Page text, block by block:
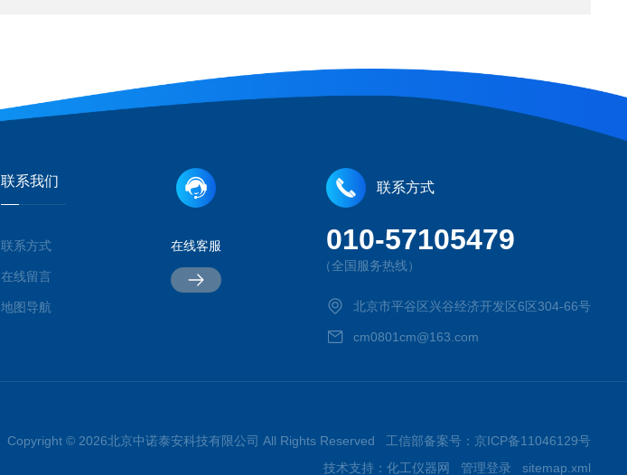
联系我们
联系方式
在线留言
地图导航
在线客服
联系方式
010-57105479
（全国服务热线）
北京市平谷区兴谷经济开发区6区304-66号
cm0801cm@163.com
Copyright © 2026北京中诺泰安科技有限公司 All Rights Reserved 工信部备案号： 京ICP备11046129号
技术支持： 化工仪器网 管理登录 sitemap.xml